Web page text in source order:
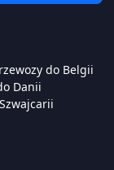
do Belgii
Danii